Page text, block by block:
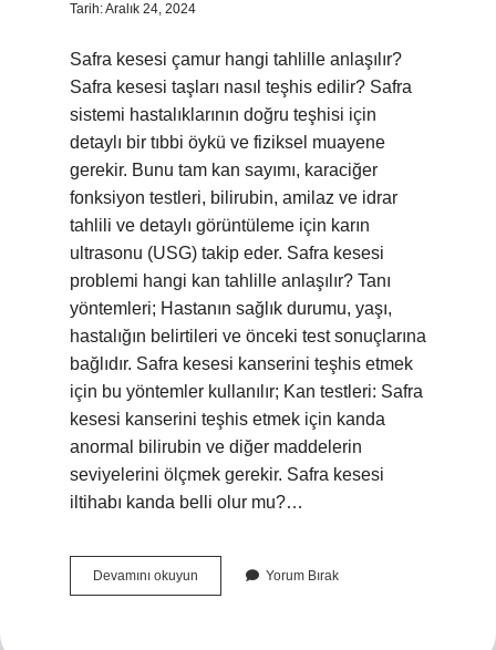
Tarih: Aralık 24, 2024
Safra kesesi çamur hangi tahlille anlaşılır?
Safra kesesi taşları nasıl teşhis edilir? Safra
sistemi hastalıklarının doğru teşhisi için
detaylı bir tıbbi öykü ve fiziksel muayene
gerekir. Bunu tam kan sayımı, karaciğer
fonksiyon testleri, bilirubin, amilaz ve idrar
tahlili ve detaylı görüntüleme için karın
ultrasonu (USG) takip eder. Safra kesesi
problemi hangi kan tahlille anlaşılır? Tanı
yöntemleri; Hastanın sağlık durumu, yaşı,
hastalığın belirtileri ve önceki test sonuçlarına
bağlıdır. Safra kesesi kanserini teşhis etmek
için bu yöntemler kullanılır; Kan testleri: Safra
kesesi kanserini teşhis etmek için kanda
anormal bilirubin ve diğer maddelerin
seviyelerini ölçmek gerekir. Safra kesesi
iltihabı kanda belli olur mu?…
Devamını okuyun
Kesesi
Yorum Bırak